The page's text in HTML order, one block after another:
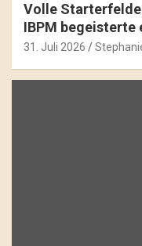
Volle
IBPM begeisterte
31. Juli 2026